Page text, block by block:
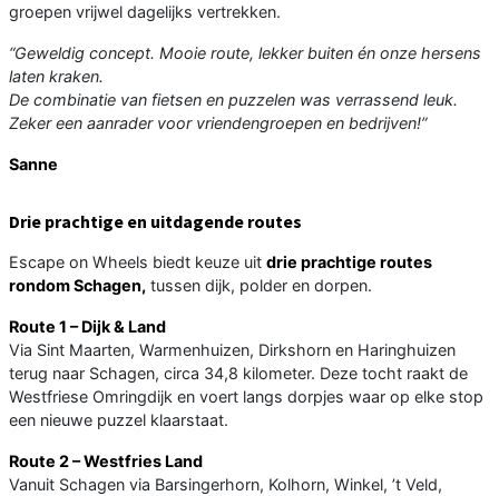
groepen vrijwel dagelijks vertrekken.
“Geweldig concept. Mooie route, lekker buiten én onze hersens
laten kraken.
De combinatie van fietsen en puzzelen was verrassend leuk.
Zeker een aanrader voor vriendengroepen en bedrijven!”
Sanne
Drie prachtige en uitdagende routes
Escape on Wheels biedt keuze uit drie prachtige routes
rondom Schagen, tussen dijk, polder en dorpen.
Route 1 – Dijk & Land
Via Sint Maarten, Warmenhuizen, Dirkshorn en Haringhuizen
terug naar Schagen, circa 34,8 kilometer. Deze tocht raakt de
Westfriese Omringdijk en voert langs dorpjes waar op elke stop
een nieuwe puzzel klaarstaat.
Route 2 – Westfries Land
Vanuit Schagen via Barsingerhorn, Kolhorn, Winkel, ’t Veld,